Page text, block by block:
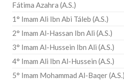
Fátima Azahra (A.S.)
1° Imam Ali Ibn Abi Táleb (A.S.)
2° Imam Al-Hassan Ibn Ali (A.S.)
3° Imam Al-Hussein Ibn Ali (A.S.)
4° Imam Ali Ibn Al-Hussein (A.S.)
5° Imam Mohammad Al-Baqer (A.S.)